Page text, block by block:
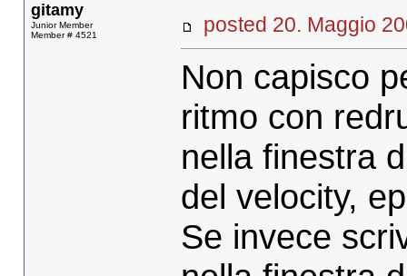
gitamy
Junior Member
Member # 4521
posted 20. Maggio
Non capisco
ritmo con
nella finestra
del velocity,
Se invece